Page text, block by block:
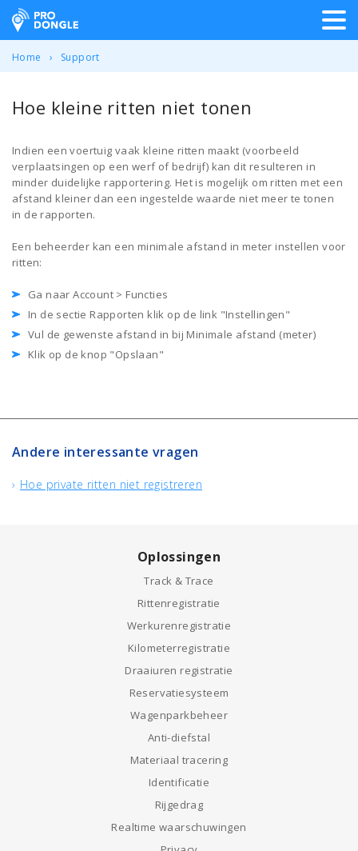
ProDongle Track & Trace
Home Support
Hoe kleine ritten niet tonen
Indien een voertuig vaak kleine ritten maakt (voorbeeld
verplaatsingen op een werf of bedrijf) kan dit resulteren in
minder duidelijke rapportering. Het is mogelijk om ritten met een
afstand kleiner dan een ingestelde waarde niet meer te tonen
in de rapporten.
Een beheerder kan een minimale afstand in meter instellen voor
ritten:
Ga naar Account > Functies
In de sectie Rapporten klik op de link "Instellingen"
Vul de gewenste afstand in bij Minimale afstand (meter)
Klik op de knop "Opslaan"
Andere interessante vragen
Hoe private ritten niet registreren
Oplossingen
Track & Trace
Rittenregistratie
Werkurenregistratie
Kilometerregistratie
Draaiuren registratie
Reservatiesysteem
Wagenparkbeheer
Anti-diefstal
Materiaal tracering
Identificatie
Rijgedrag
Realtime waarschuwingen